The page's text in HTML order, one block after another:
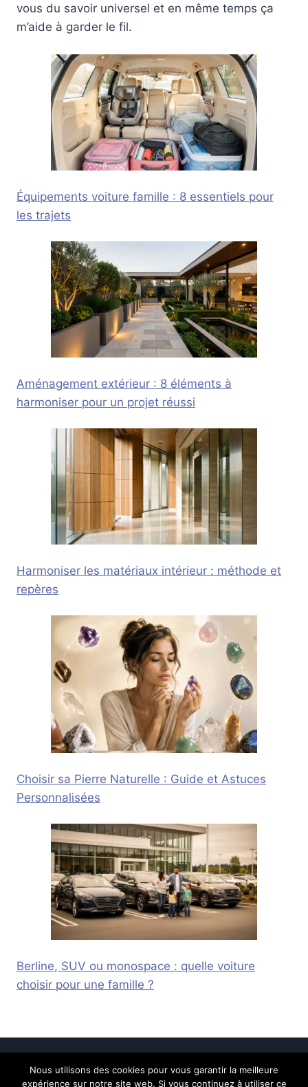
vous du savoir universel et en même temps ça
m’aide à garder le fil.
Équipements voiture famille : 8 essentiels pour
les trajets
Aménagement extérieur : 8 éléments à
harmoniser pour un projet réussi
Harmoniser les matériaux intérieur : méthode et
repères
Choisir sa Pierre Naturelle : Guide et Astuces
Personnalisées
Berline, SUV ou monospace : quelle voiture
choisir pour une famille ?
© 2026 Calais Online - Mentions légales-
Nous utilisons des cookies pour vous garantir la meilleure
expérience sur notre site web. Si vous continuez à utiliser ce